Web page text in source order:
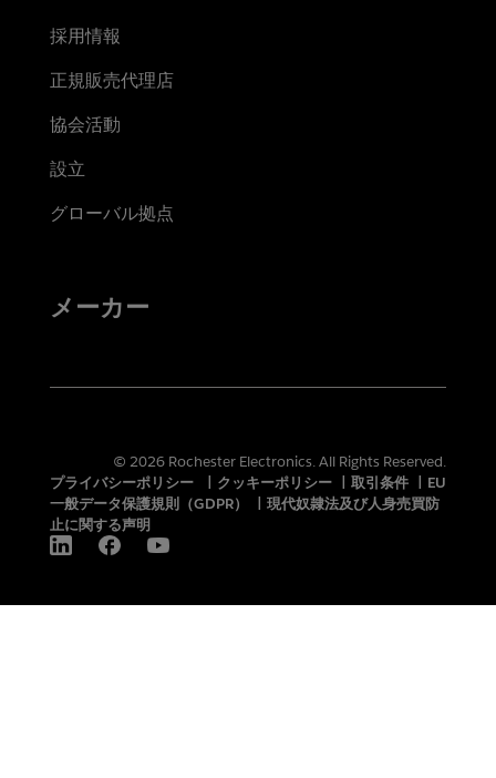
採用情報
正規販売代理店
協会活動
設立
グローバル拠点
メーカー
© 2026 Rochester Electronics. All Rights Reserved.
プライバシーポリシー
クッキーポリシー 取引条件
EU
一般データ保護規則（GDPR）
現代奴隷法及び人身売買防
止に関する声明